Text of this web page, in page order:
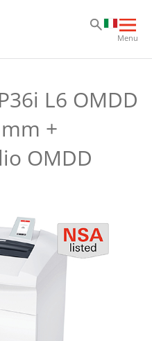
Apri
la
Menu
L6 OMDD
+
OMDD